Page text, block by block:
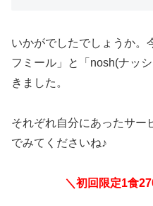
いかがでしたでしょうか。
フミール」と「nosh(ナッ
きました。
それぞれ自分にあったサー
でみてくださいね♪
＼初回限定1食